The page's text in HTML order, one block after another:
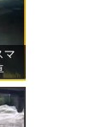
マ